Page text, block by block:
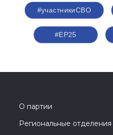
#участникиСВО
#ЕР25
О партии
Региональные отделения